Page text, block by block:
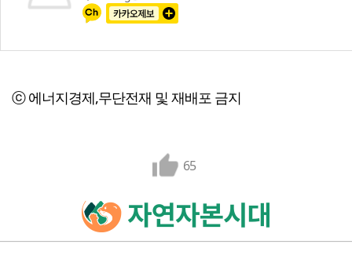
ⓒ 에너지경제,무단전재 및 재배포 금지
65